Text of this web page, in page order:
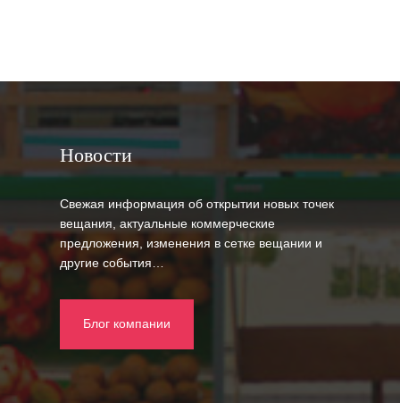
Новости
Свежая информация об открытии новых точек
вещания, актуальные коммерческие
предложения, изменения в сетке вещании и
другие события…
Блог компании